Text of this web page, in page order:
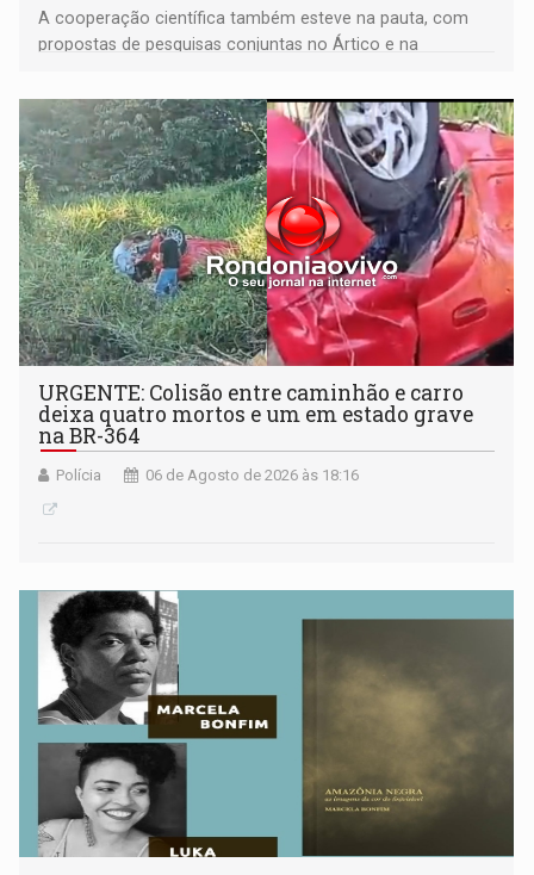
A cooperação científica também esteve na pauta, com
propostas de pesquisas conjuntas no Ártico e na
URGENTE: Colisão entre caminhão e carro
deixa quatro mortos e um em estado grave
na BR-364
Polícia 06 de Agosto de 2026 às 18:16